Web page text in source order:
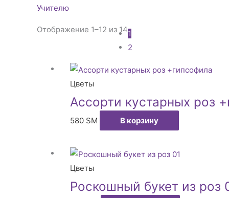
Учителю
Отображение 1–12 из 14
Цветы
Ассорти кустарных роз
580 ЅМ В корзину
Цветы
Роскошный букет из роз
1
2